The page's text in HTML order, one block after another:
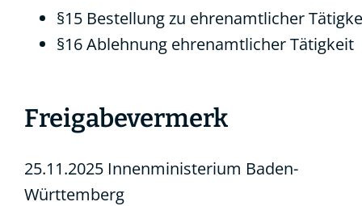
§15 Bestellung zu ehrenamtlicher
§16 Ablehnung ehrenamtlicher Tätigkeit
Freigabevermerk
25.11.2025 Innenministerium Baden-
Württemberg